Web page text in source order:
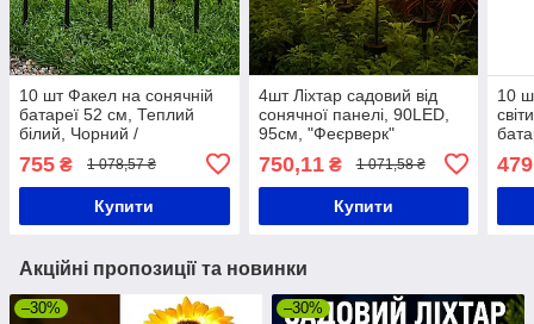
10 шт Факел на сонячній
батареї 52 см, Теплий
білий, Чорний /
Декоративний ліхтар для
саду / Вуличний ліхтар
755 ₴ 1 078,57 ₴
Купити
4шт Ліхтар садовий від
сонячної панелі, 90LED,
95см, "Феєрверк"
газонний LED світильник
750,11₴ 1 071,58 ₴
Купити
10
479
Акційні пропозиції та новинки
–30% –30%